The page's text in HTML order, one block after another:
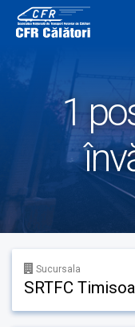
content
1
Sucursala
SRTFC